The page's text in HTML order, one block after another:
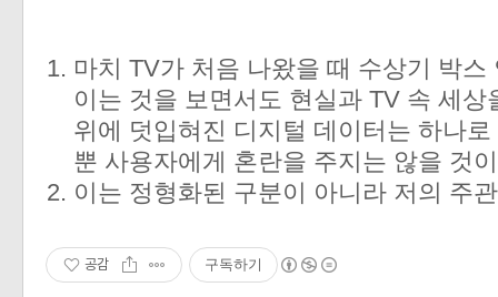
마치 TV가 처음 나왔을 때 수상기 박
이는 것을 보면서도 현실과 TV 속 세
위에 덧입혀진 디지털 데이터는 하나
뿐 사용자에게 혼란을 주지는 않을 것
이는 정형화된 구분이 아니라 저의 주
공감 구독하기